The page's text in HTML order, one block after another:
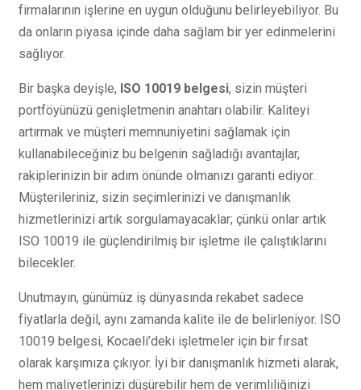
firmalarının işlerine en uygun olduğunu belirleyebiliyor. Bu
da onların piyasa içinde daha sağlam bir yer edinmelerini
sağlıyor.
Bir başka deyişle, ISO 10019 belgesi, sizin müşteri
portföyünüzü genişletmenin anahtarı olabilir. Kaliteyi
artırmak ve müşteri memnuniyetini sağlamak için
kullanabileceğiniz bu belgenin sağladığı avantajlar,
rakiplerinizin bir adım önünde olmanızı garanti ediyor.
Müşterileriniz, sizin seçimlerinizi ve danışmanlık
hizmetlerinizi artık sorgulamayacaklar; çünkü onlar artık
ISO 10019 ile güçlendirilmiş bir işletme ile çalıştıklarını
bilecekler.
Unutmayın, günümüz iş dünyasında rekabet sadece
fiyatlarla değil, aynı zamanda kalite ile de belirleniyor. ISO
10019 belgesi, Kocaeli’deki işletmeler için bir fırsat
olarak karşımıza çıkıyor. İyi bir danışmanlık hizmeti alarak,
hem maliyetlerinizi düşürebilir hem de verimliliğinizi